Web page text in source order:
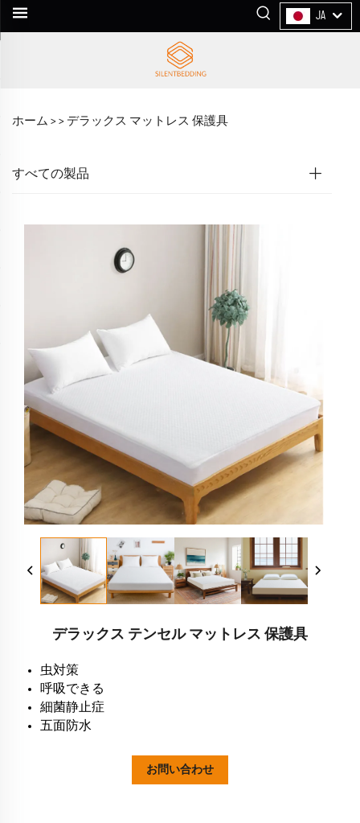
JA
ホーム > > デラックス マットレス 保護具
すべての製品
デラックス テンセル マットレス 保護具
虫対策
呼吸できる
細菌静止症
五面防水
お問い合わせ